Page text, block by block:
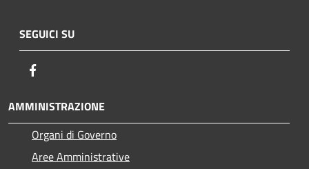
SEGUICI SU
AMMINISTRAZIONE
Organi di Governo
Aree Amministrative